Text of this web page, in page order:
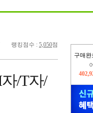
구매완
오
랭킹점수 : 5,050점
/T자/